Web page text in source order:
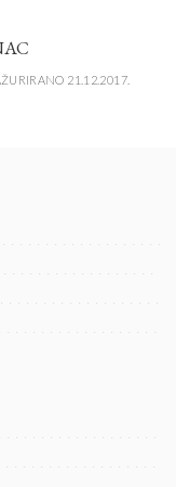
21.12.2017.